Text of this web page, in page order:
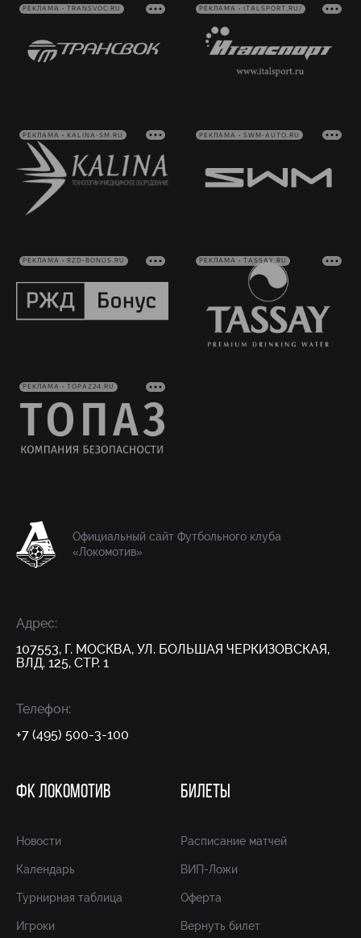
РЕКЛАМА • TRANSVOC.RU РЕКЛАМА • ITALSPORT.RU/
РЕКЛАМА • KALINA-SM.RU РЕКЛАМА • SWM-AUTO.RU
РЕКЛАМА • RZD-BONUS.RU РЕКЛАМА • TASSAY.RU
РЕКЛАМА • TOPAZ24.RU
Официальный сайт Футбольного клуба
«Локомотив»
Адрес:
107553, Г. МОСКВА, УЛ. БОЛЬШАЯ ЧЕРКИЗОВСКАЯ,
ВЛД. 125, СТР. 1
Телефон:
+7 (495) 500-3-100
ФК ЛОКОМОТИВ
Новости
Календарь
Турнирная таблица
Игроки
БИЛЕТЫ
Расписание матчей
ВИП-Ложи
Оферта
Вернуть билет